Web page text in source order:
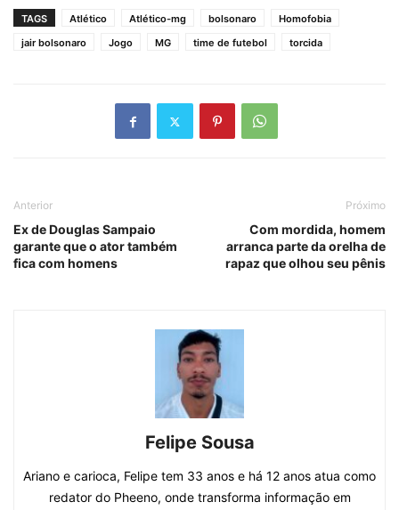
TAGS Atlético Atlético-mg bolsonaro
Homofobia
jair bolsonaro
Jogo MG time de futebol torcida
Anterior
Ex de Douglas Sampaio
garante que o ator também
fica com homens
Próximo
Com mordida, homem
arranca parte da orelha de
rapaz que olhou seu pênis
Felipe Sousa
Ariano e carioca, Felipe tem 33 anos e há 12 anos atua como
redator do Pheeno, onde transforma informação em